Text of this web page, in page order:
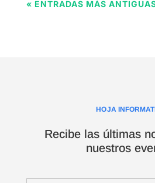
« ENTRADAS MÁS
HOJA
Recibe las últimas
nuestros